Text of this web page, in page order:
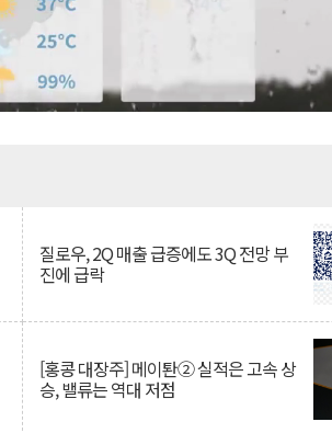
질로우, 2Q 매출 급증에도 3Q 전망 부
진에 급락
[홍콩 대장주] 메이퇀② 실적은 고속 상
승, 밸류는 역대 저점